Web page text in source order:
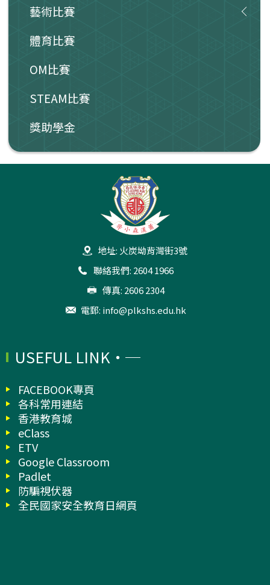
藝術比賽
體育比賽
OM比賽
STEAM比賽
獎助學金
地址: 火炭坳背灣街3號
聯絡我們: 2604 1966
傳真: 2606 2304
電郵: info@plkshs.edu.hk
USEFUL LINK
FACEBOOK專頁
各科常用連結
香港教育城
eClass
ETV
Google Classroom
Padlet
防騙視伏器
全民國家安全教育日網頁